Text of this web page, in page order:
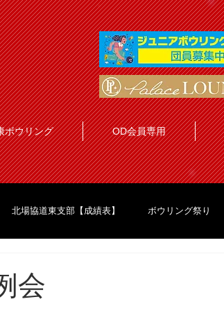
ボウリング OD会員専用
北場協道東支部【成績表】 ボウリング祭り
会